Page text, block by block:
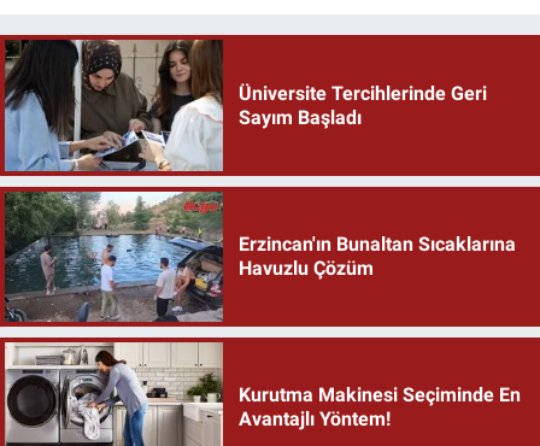
Üniversite Tercihlerinde Geri
Sayım Başladı
Erzincan'ın Bunaltan Sıcaklarına
Havuzlu Çözüm
Kurutma Makinesi Seçiminde En
Avantajlı Yöntem!